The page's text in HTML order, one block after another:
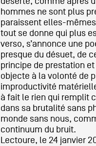
hommes ne sont plus
paraissent elles-
tout se donne qui plus
verso, s’annonce une
presque du désuet, de
principe de prestation
objecte à la volonté de
improductivité
à fait le rien qui remplit
dans sa brutalité sans
monde sans nous,
continuum du bruit.
Lectoure, le 24 janvier